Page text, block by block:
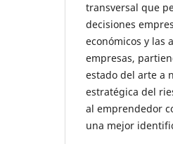
transversal que
decisiones
económicos y las
empresas,
estado del arte a
estratégica del
al emprendedor
una mejor